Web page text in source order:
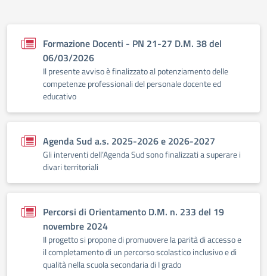
Formazione Docenti - PN 21-27 D.M. 38 del
06/03/2026
Il presente avviso è finalizzato al potenziamento delle
competenze professionali del personale docente ed
educativo
Agenda Sud a.s. 2025-2026 e 2026-2027
Gli interventi dell’Agenda Sud sono finalizzati a superare i
divari territoriali
Percorsi di Orientamento D.M. n. 233 del 19
novembre 2024
Il progetto si propone di promuovere la parità di accesso e
il completamento di un percorso scolastico inclusivo e di
qualità nella scuola secondaria di I grado